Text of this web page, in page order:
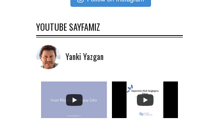
YOUTUBE SAYFAMIZ
Yanki Yazgan